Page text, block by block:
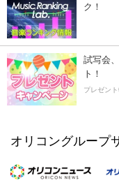
ク！
試写会
ト！
プレゼン
オリコングループ